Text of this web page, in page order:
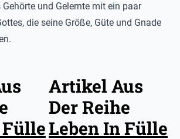
und Gelernte mit ein paar
, die seine Größe, Güte und Gnade
.
Artikel Aus
Der Reihe
Leben In Fülle